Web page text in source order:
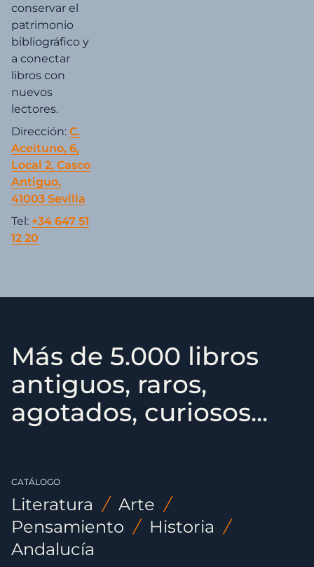
conservar el
patrimonio
bibliográfico y
a conectar
libros con
nuevos
lectores.
Dirección: C.
Aceituno, 6,
Local 2, Casco
Antiguo,
41003 Sevilla
Tel: +34 647 51
12 20
Más de 5.000 libros
antiguos, raros,
agotados, curiosos...
CATÁLOGO
Literatura / Arte /
Pensamiento / Historia /
Andalucía